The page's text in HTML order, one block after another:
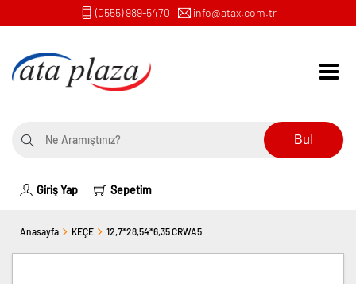
(0555) 989-5470 info@atax.com.tr
Bul
Giriş Yap Sepetim
Anasayfa KEÇE 12,7*28,54*6,35 CRWA5